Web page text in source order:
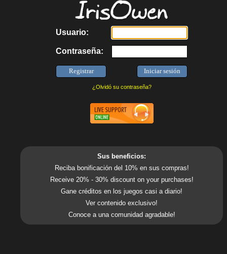
Usuario:
Contraseña:
¿Olvidó su contraseña?
Sus beneficios:
Reciba bonificación del 10% en sus compras!
Receive 20% - 30% discount on your purchases!
Gane créditos en los juegos casi a diario!
Ver contenido exclusivo!
Conoce a una comunidad agradable!